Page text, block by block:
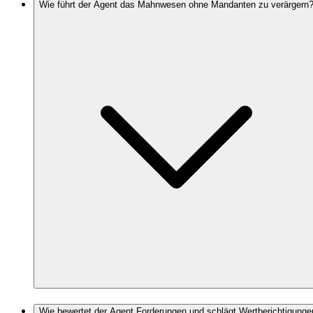
Wie führt der Agent das Mahnwesen ohne Mandanten zu verärgern?